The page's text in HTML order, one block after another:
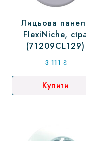
Лицьова
FlexiNiche, сіра
(71209CL129)
3 111 ₴
Купити